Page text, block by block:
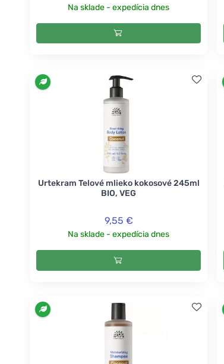
Na sklade - expedícia dnes
Urtekram Telové mlieko kokosové 245ml
BIO, VEG
9,55 €
Na sklade - expedícia dnes